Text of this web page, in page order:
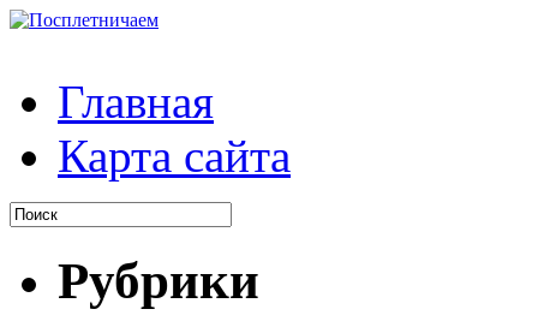
Главная
Карта сайта
Рубрики